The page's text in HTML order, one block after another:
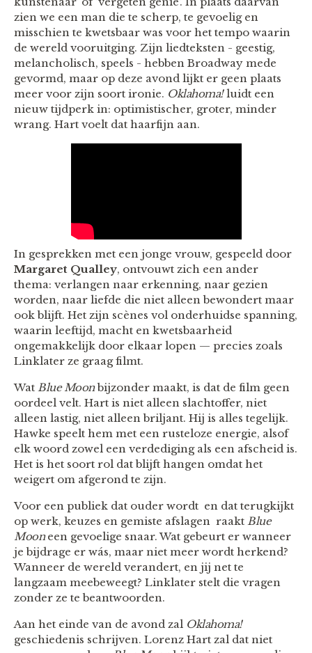
zien we een man die te scherp, te gevoelig en
misschien te kwetsbaar was voor het tempo waarin
de wereld vooruitging. Zijn liedteksten - geestig,
melancholisch, speels - hebben Broadway mede
gevormd, maar op deze avond lijkt er geen plaats
meer voor zijn soort ironie. Oklahoma!luidt een
nieuw tijdperk in: optimistischer, groter, minder
wrang. Hart voelt dat haarfijn aan.
In gesprekken met een jonge vrouw, gespeeld door
Margaret Qualley, ontvouwt zich een ander
thema: verlangen naar erkenning, naar gezien
worden, naar liefde die niet alleen bewondert maar
ook blijft. Het zijn scènes vol onderhuidse spanning,
waarin leeftijd, macht en kwetsbaarheid
ongemakkelijk door elkaar lopen — precies zoals
Linklater ze graag filmt.
Wat Blue Moonbijzonder maakt, is dat de film geen
oordeel velt. Hart is niet alleen slachtoffer, niet
alleen lastig, niet alleen briljant. Hij is alles tegelijk.
Hawke speelt hem met een rusteloze energie, alsof
elk woord zowel een verdediging als een afscheid is.
Het is het soort rol dat blijft hangen omdat het
weigert om afgerond te zijn.
Voor een publiek dat ouder wordt en dat terugkijkt
op werk, keuzes en gemiste afslagen raakt Blue
Mooneen gevoelige snaar. Wat gebeurt er wanneer
je bijdrage er wás, maar niet meer wordt herkend?
Wanneer de wereld verandert, en jij net te
langzaam meebeweegt? Linklater stelt die vragen
zonder ze te beantwoorden.
Aan het einde van de avond zal Oklahoma!
geschiedenis schrijven. Lorenz Hart zal dat niet